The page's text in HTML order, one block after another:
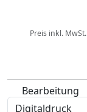
Preis inkl. MwSt.
Bearbeitung